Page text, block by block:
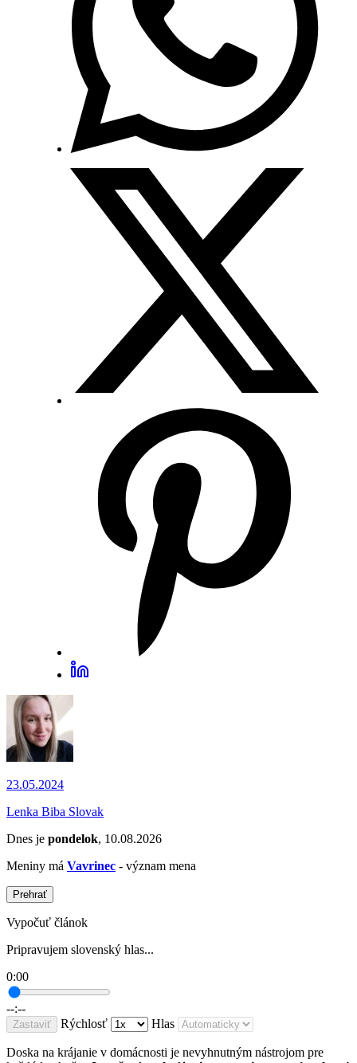
23.05.2024
Lenka Biba Slovak
Dnes je pondelok, 10.08.2026
Meniny má Vavrinec - význam mena
Prehrať
Vypočuť článok
Pripravujem slovenský hlas...
0:00
--:--
Zastaviť Rýchlosť Hlas
Doska na krájanie v domácnosti je nevyhnutným nástrojom pre